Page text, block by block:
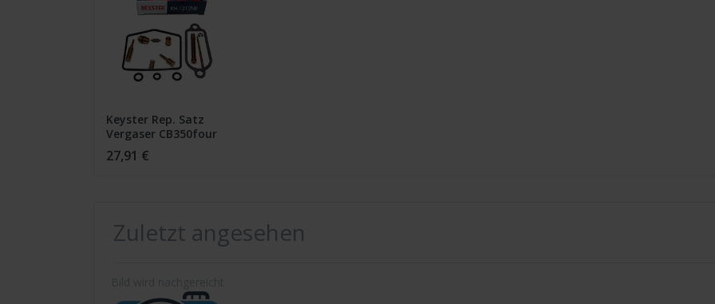
Keyster Rep. Satz
Vergaser CB350four
Bj. '72-'74
27,91 €
Zuletzt angesehen